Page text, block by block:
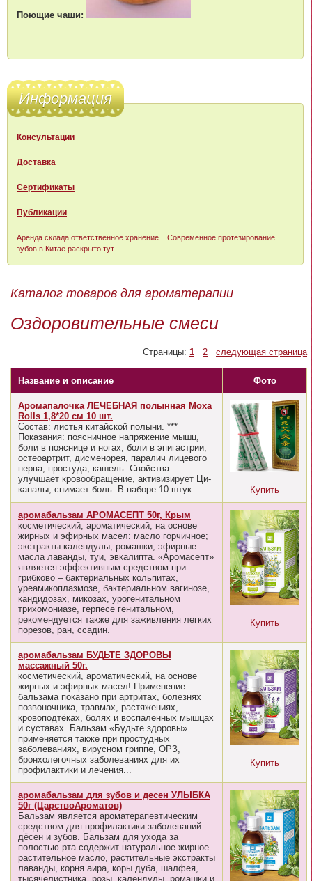
Поющие чаши:
Информация
Консультации
Доставка
Сертификаты
Публикации
Аренда склада ответственное хранение . . Современное протезирование
зубов в Китае раскрыто тут.
Каталог товаров для ароматерапии
Оздоровительные смеси
Страницы: 1 2 следующая страница
Название и описание Фото
Aромапалочка ЛЕЧЕБНАЯ полынная Moxa
Rolls 1,8*20 см 10 шт.
Состав: листья китайской полыни. ***
Показания: поясничное напряжение мышц,
боли в пояснице и ногах, боли в эпигастрии,
остеоартрит, дисменорея, паралич лицевого
нерва, простуда, кашель. Свойства:
улучшает кровообращение, активизирует Ци-
каналы, снимает боль. В наборе 10 штук.
Купить
аромабальзам АРОМАСЕПТ 50г, Крым
косметический, ароматический, на основе
жирных и эфирных масел: масло горчичное;
экстракты календулы, ромашки; эфирные
масла лаванды, туи, эвкалипта. «Аромасепт»
является эффективным средством при:
грибково – бактериальных кольпитах,
уреамикоплазмозе, бактериальном вагинозе,
кандидозах, микозах, урогенитальном
трихомониазе, герпесе генитальном,
рекомендуется также для заживления легких
порезов, ран, ссадин.
Купить
аромабальзам БУДЬТЕ ЗДОРОВЫ
массажный 50г.
косметический, ароматический, на основе
жирных и эфирных масел! Применение
бальзама показано при артритах, болезнях
позвоночника, травмах, растяжениях,
кровоподтёках, болях и воспаленных мышцах
и суставах. Бальзам «Будьте здоровы»
применяется также при простудных
заболеваниях, вирусном гриппе, ОРЗ,
бронхолегочных заболеваниях для их
профилактики и лечения...
Купить
аромабальзам для зубов и десен УЛЫБКА
50г (ЦарствоАроматов)
Бальзам является ароматерапевтическим
средством для профилактики заболеваний
дёсен и зубов. Бальзам для ухода за
полостью рта содержит натуральное жирное
растительное масло, растительные экстракты
лаванды, корня аира, коры дуба, шалфея,
тысячелистника, розы, календулы, ромашки и